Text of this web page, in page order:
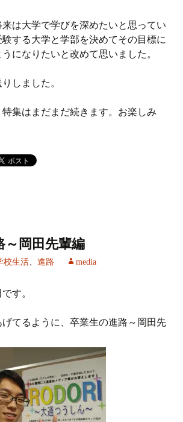
は大学で学びを深めたいと思ってい
する大学と学部を決めてその目標に
になりたいと改めて思いました。
しました。
特集はまだまだ続きます。お楽しみ
～岡田先輩編
校生活、 進路 media
す。
てるように、卒業生の進路～岡田先